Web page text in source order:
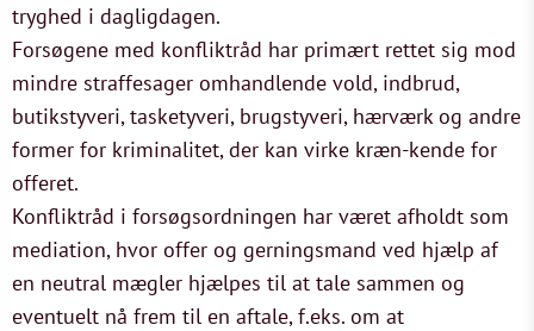
tryghed i dagligdagen.
Forsøgene med konfliktråd har primært rettet sig mod
mindre straffesager omhandlende vold, indbrud,
butikstyveri, tasketyveri, brugstyveri, hærværk og andre
former for kriminalitet, der kan virke kræn-kende for
offeret.
Konfliktråd i forsøgsordningen har været afholdt som
mediation, hvor offer og gerningsmand ved hjælp af
en neutral mægler hjælpes til at tale sammen og
eventuelt nå frem til en aftale, f.eks. om at